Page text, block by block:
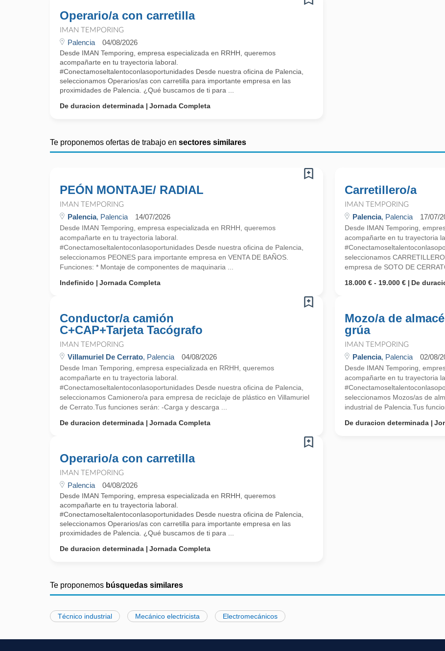
Operario/a con carretilla
IMAN TEMPORING
Palencia 04/08/2026
Desde IMAN Temporing, empresa especializada en RRHH, queremos
acompañarte en tu trayectoria laboral.
#Conectamoseltalentoconlasoportunidades Desde nuestra oficina de Palencia,
seleccionamos Operarios/as con carretilla para importante empresa en las
proximidades de Palencia. ¿Qué buscamos de ti para ...
De duracion determinada
Jornada Completa
Te proponemos ofertas de trabajo en sectores similares
PEÓN MONTAJE/ RADIAL
IMAN TEMPORING
Palencia, Palencia 14/07/2026
Desde IMAN Temporing, empresa especializada en RRHH, queremos
acompañarte en tu trayectoria laboral.
#Conectamoseltalentoconlasoportunidades Desde nuestra oficina de Palencia,
seleccionamos PEONES para importante empresa en VENTA DE BAÑOS.
Funciones: * Montaje de componentes de maquinaria ...
Indefinido
Jornada Completa
Carretillero/a
IMAN TEMPORING
Palencia, Palencia 17/07/
Desde IMAN Temporing,
acompañarte en tu trayectoria
seleccionamos
empresa de SOTO DE
18.000 € - 19.000 €
De
Conductor/a camión
C+CAP+Tarjeta Tacógrafo
IMAN TEMPORING
Villamuriel De Cerrato, Palencia 04/08/2026
Desde Iman Temporing, empresa especializada en RRHH, queremos
acompañarte en tu trayectoria laboral.
#Conectamoseltalentoconlasoportunidades Desde nuestra oficina de Palencia,
seleccionamos Camionero/a para empresa de reciclaje de plástico en Villamuriel
de Cerrato.Tus funciones serán: -Carga y descarga ...
De duracion determinada
Jornada Completa
Mozo/a de
grúa
IMAN TEMPORING
Palencia, Palencia 02/08/
Desde IMAN Temporing,
acompañarte en tu trayectoria
seleccionamos Mozos/as de
industrial de Palencia.Tus
De duracion determinada
Operario/a con carretilla
IMAN TEMPORING
Palencia 04/08/2026
Desde IMAN Temporing, empresa especializada en RRHH, queremos
acompañarte en tu trayectoria laboral.
#Conectamoseltalentoconlasoportunidades Desde nuestra oficina de Palencia,
seleccionamos Operarios/as con carretilla para importante empresa en las
proximidades de Palencia. ¿Qué buscamos de ti para ...
De duracion determinada
Jornada Completa
Te proponemos búsquedas similares
Técnico industrial Mecánico electricista Electromecánicos